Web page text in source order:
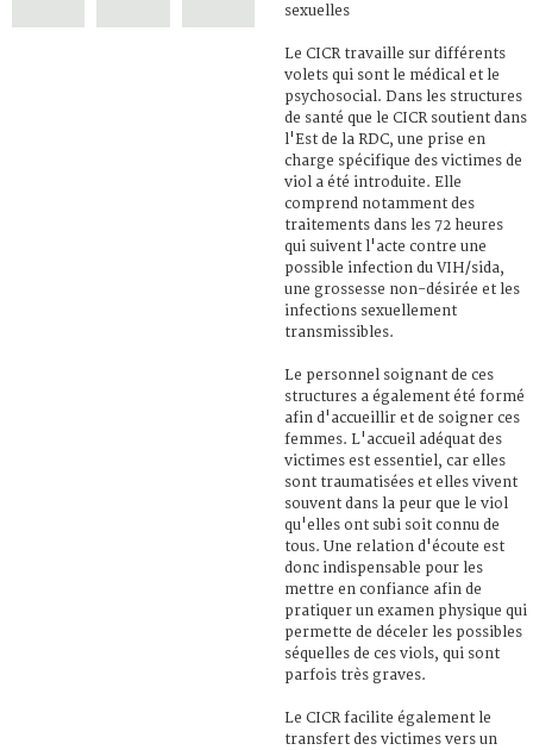
sexuelles
Le CICR travaille sur différents
volets qui sont le médical et le
psychosocial. Dans les structures
de santé que le CICR soutient dans
l'Est de la RDC, une prise en
charge spécifique des victimes de
viol a été introduite. Elle
comprend notamment des
traitements dans les 72 heures
qui suivent l'acte contre une
possible infection du VIH/sida,
une grossesse non-désirée et les
infections sexuellement
transmissibles.
Le personnel soignant de ces
structures a également été formé
afin d'accueillir et de soigner ces
femmes. L'accueil adéquat des
victimes est essentiel, car elles
sont traumatisées et elles vivent
souvent dans la peur que le viol
qu'elles ont subi soit connu de
tous. Une relation d'écoute est
donc indispensable pour les
mettre en confiance afin de
pratiquer un examen physique qui
permette de déceler les possibles
séquelles de ces viols, qui sont
parfois très graves.
Le CICR facilite également le
transfert des victimes vers un